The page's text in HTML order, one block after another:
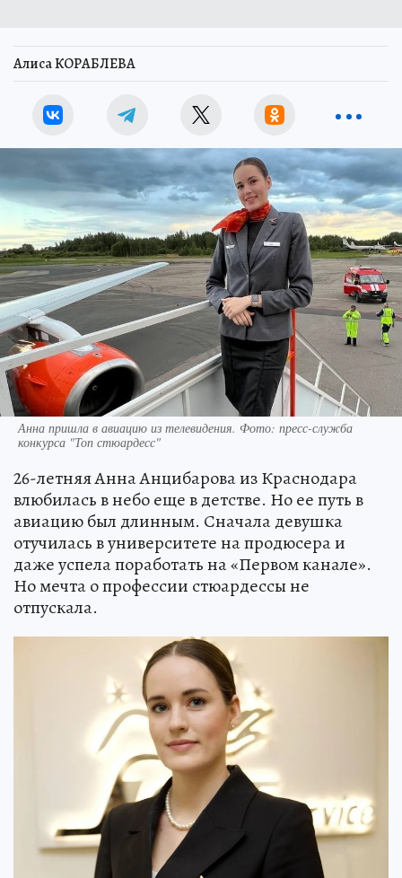
Алиса КОРАБЛЕВА
Анна пришла в авиацию из телевидения. Фото: пресс-служба
конкурса "Топ стюардесс"
26-летняя Анна Анцибарова из Краснодара
влюбилась в небо еще в детстве. Но ее путь в
авиацию был длинным. Сначала девушка
отучилась в университете на продюсера и
даже успела поработать на «Первом канале».
Но мечта о профессии стюардессы не
отпускала.